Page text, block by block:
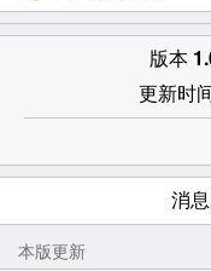
版本
更新时
消
本版更新